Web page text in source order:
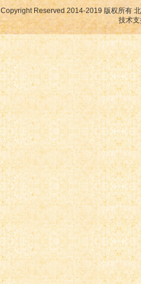
Copyright Reserved 2014-2019 版权所有
技术